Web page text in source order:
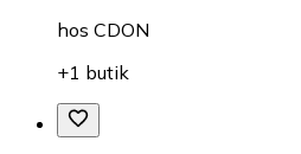
hos CDON
+1 butik